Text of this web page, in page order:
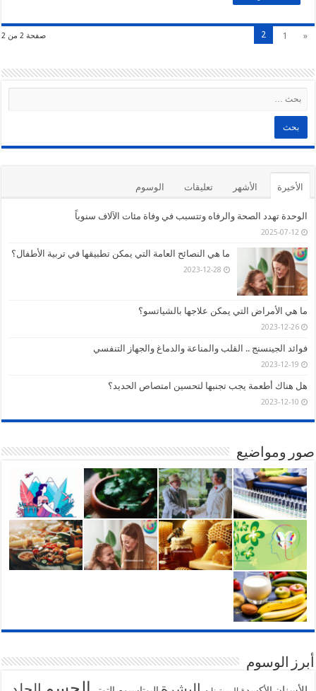
صفحة 2 من 2 «
1
2
الأخيرة الأشهر تعليقات الوسوم
الوحدة تهدد الصحة والرفاه وتتسبب في وفاة مئات الآلاف سنوياً
2025-07-12
ما هي النصائح العامة التي يمكن تطبيقها في تربية الأطفال؟
2023-12-28
ما هي الأمراض التي يمكن علاجها بالشياتسو؟
2023-12-26
فوائد الجينسنج .. القلب والمناعة والدماغ والجهاز التنفسي
2023-12-19
هل هناك أطعمة يجب تجنبها لتحسين امتصاص الحديد؟
2023-12-10
صور ومواضيع
أبرز الوسوم